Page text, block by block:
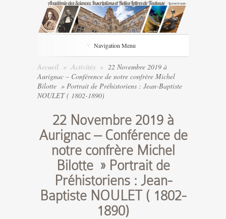
Navigation Menu
Accueil » Activités » 22 Novembre 2019 à
Aurignac – Conférence de notre confrère Michel
Bilotte » Portrait de Préhistoriens : Jean-Baptiste
NOULET ( 1802-1890)
22 Novembre 2019 à
Aurignac – Conférence de
notre confrère Michel
Bilotte » Portrait de
Préhistoriens : Jean-
Baptiste NOULET ( 1802-
1890)